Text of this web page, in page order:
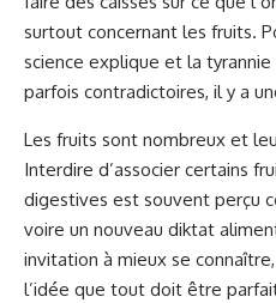
surtout concernant les fruits.
science explique et la
parfois contradictoires, il y a
Les fruits sont nombreux et
Interdire d’associer certains
digestives est souvent perçu
voire un nouveau diktat
invitation à mieux se
l’idée que tout doit être